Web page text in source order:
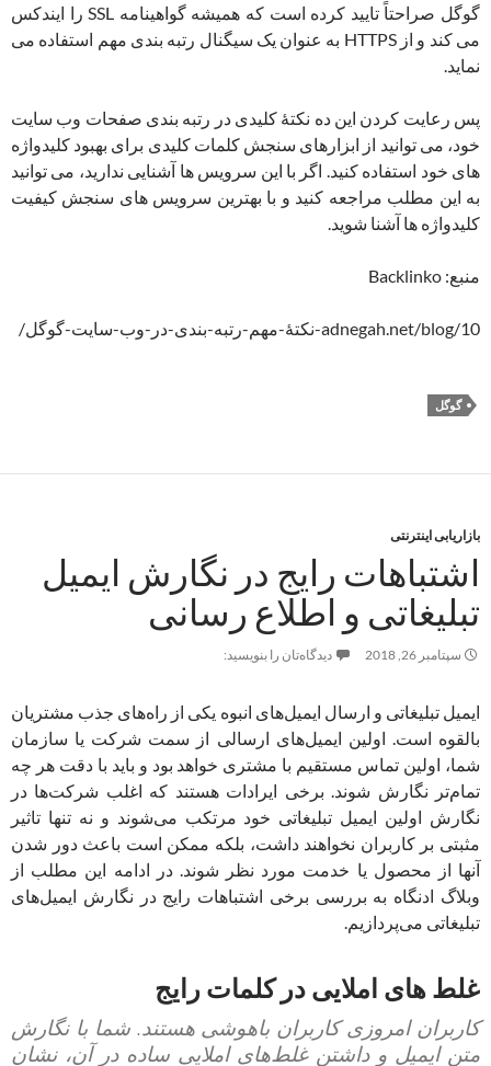
گوگل صراحتاً تایید کرده است که همیشه گواهینامه SSL را ایندکس
می کند و از HTTPS به عنوان یک سیگنال رتبه بندی مهم استفاده می
نماید.
پس رعایت کردن این ده نکتۀ کلیدی در رتبه بندی صفحات وب سایت
خود، می توانید از ابزارهای سنجش کلمات کلیدی برای بهبود کلیدواژه
های خود استفاده کنید. اگر با این سرویس ها آشنایی ندارید، می توانید
به این مطلب مراجعه کنید و با بهترین سرویس های سنجش کیفیت
کلیدواژه ها آشنا شوید.
منبع: Backlinko
adnegah.net/blog/10-نکتۀ-مهم-رتبه-بندی-در-وب-سایت-گوگل/
گوگل
بازاریابی اینترنتی
اشتباهات رایج در نگارش ایمیل
تبلیغاتی و اطلاع رسانی
سپتامبر 26, 2018 دیدگاه‌تان را بنویسید:
ایمیل تبلیغاتی و ارسال ایمیل‌های انبوه یکی از راه‌های جذب مشتریان
بالقوه است. اولین ایمیل‌های ارسالی از سمت شرکت یا سازمان
شما، اولین تماس مستقیم با مشتری خواهد بود و باید با دقت هر چه
تمام‌تر نگارش شوند. برخی ایرادات هستند که اغلب شرکت‌ها در
نگارش اولین ایمیل‌ تبلیغاتی خود مرتکب می‌شوند و نه تنها تاثیر
مثبتی بر کاربران نخواهند داشت، بلکه ممکن است باعث دور شدن
آنها از محصول یا خدمت مورد نظر شوند. در ادامه این مطلب از
وبلاگ ادنگاه به بررسی برخی اشتباهات رایج در نگارش ایمیل‌های
تبلیغاتی می‌پردازیم.
غلط های املایی در کلمات رایج
کاربران امروزی کاربران باهوشی هستند. شما با نگارش
متن ایمیل و داشتن غلط‌های املایی ساده در آن، نشان